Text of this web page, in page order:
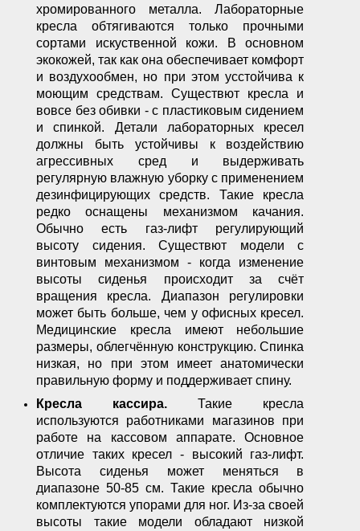
хромированного металла. Лабораторные
кресла обтягиваются только прочными
сортами искуственной кожи. В основном
экокожей, так как она обеспечивает комфорт
и воздухообмен, но при этом усстойчива к
моющим средствам. Существют кресла и
вовсе без обивки - с пластиковым сидением
и спинкой. Детали лабораторных кресел
должны быть устойчивы к воздействию
агрессивных сред и выдерживать
регулярную влажную уборку с применением
дезинфицирующих средств. Такие кресла
редко оснащены механизмом качания.
Обычно есть газ-лифт регулирующий
высоту сидения. Существют модели с
винтовым механизмом - когда изменение
высоты сиденья происходит за счёт
вращения кресла. Диапазон регулировки
может быть больше, чем у офисных кресел.
Медицинские кресла имеют небольшие
размеры, облегчённую конструкцию. Спинка
низкая, но при этом имеет анатомически
правильную форму и поддерживает спину.
Кресла кассира. Такие кресла
используются работниками магазинов при
работе на кассовом аппарате. Основное
отличие таких кресел - высокий газ-лифт.
Высота сиденья может меняться в
диапазоне 50-85 см. Такие кресла обычно
комплектуются упорами для ног. Из-за своей
высоты такие модели обладают низкой